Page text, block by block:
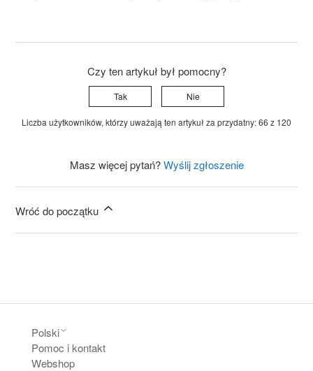
Czy ten artykuł był pomocny?
Tak Nie
Liczba użytkowników, którzy uważają ten artykuł za przydatny: 66 z 120
Masz więcej pytań?Wyślij zgłoszenie
Wróć do początku
Polski
Pomoc i kontakt
Webshop